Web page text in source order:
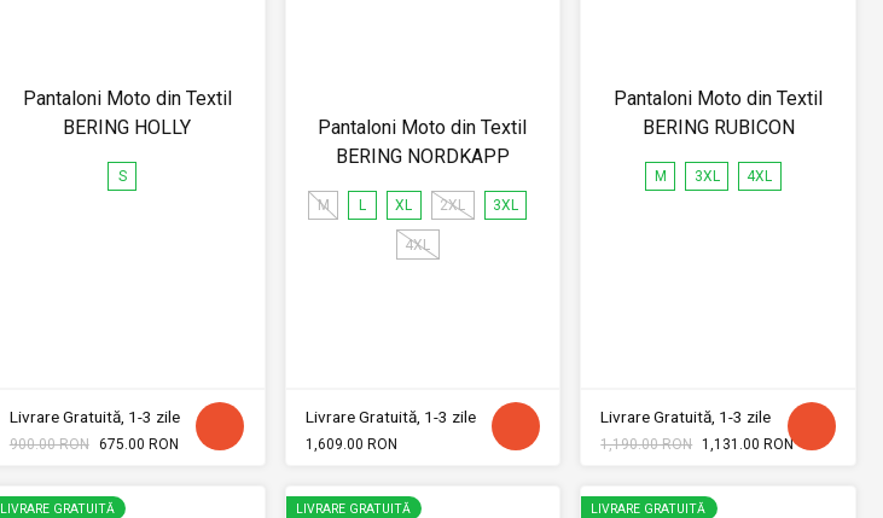
Pantaloni Moto din Textil
BERING HOLLY
S
Livrare Gratuită, 1-3 zile
900.00 RON 675.00 RON
Pantaloni Moto din Textil
BERING NORDKAPP
M L XL 2XL 3XL
4XL
Livrare Gratuită, 1-3 zile
1,609.00 RON
Pantaloni Moto din Textil
BERING RUBICON
M 3XL 4XL
Livrare Gratuită, 1-3 zile
1,190.00 RON 1,131.00 RON
LIVRARE GRATUITĂ LIVRARE GRATUITĂ LIVRARE GRATUITĂ